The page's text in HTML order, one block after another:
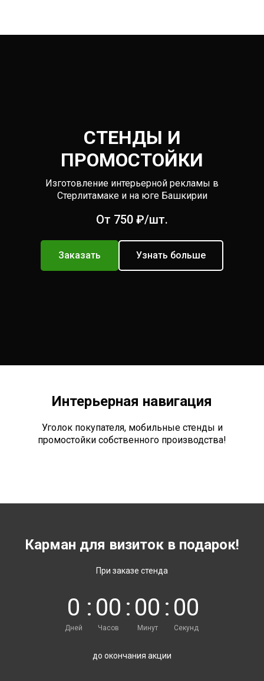
СТЕНДЫ И
ПРОМОСТОЙКИ
Изготовление интерьерной рекламы в
Стерлитамаке и на юге Башкирии
От 750 ₽/шт.
Заказать Узнать больше
Интерьерная навигация
Уголок покупателя, мобильные стенды и
промостойки собственного производства!
Карман для визиток в подарок!
При заказе стенда
0
Дней
: 00
Часов
: 00
Минут
: 00
Секунд
до окончания акции